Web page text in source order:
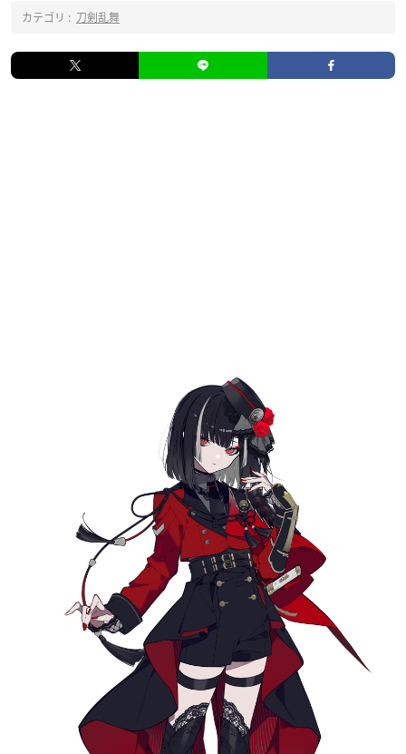
カテゴリ : 刀剣乱舞